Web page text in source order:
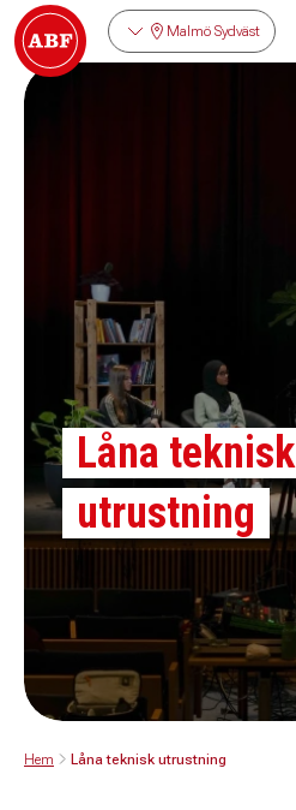
Malmö Sydväst
Låna teknisk
utrustning
Hem Låna teknisk utrustning